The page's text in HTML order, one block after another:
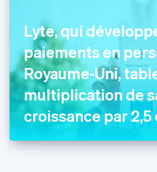
Lyte, qui
paiements en
Royaume-Uni,
multiplication de
croissance par 2,5
fin 2022
English
Grèce
English
Hongrie
English
Inde
English
Irlande
Italie